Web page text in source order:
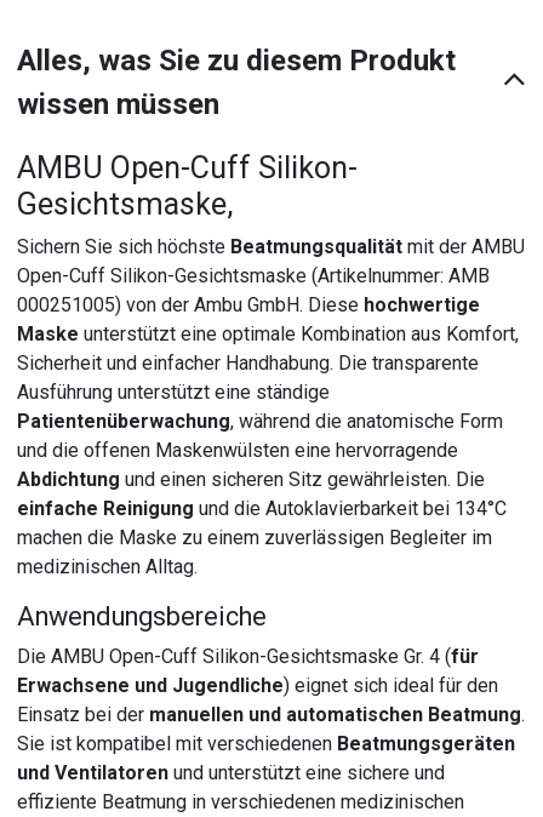
Alles, was Sie zu diesem Produkt
wissen müssen
AMBU Open-Cuff Silikon-
Gesichtsmaske,
Sichern Sie sich höchste Beatmungsqualität mit der AMBU
Open-Cuff Silikon-Gesichtsmaske (Artikelnummer: AMB
000251005) von der Ambu GmbH. Diese hochwertige
Maske unterstützt eine optimale Kombination aus Komfort,
Sicherheit und einfacher Handhabung. Die transparente
Ausführung unterstützt eine ständige
Patientenüberwachung, während die anatomische Form
und die offenen Maskenwülsten eine hervorragende
Abdichtung und einen sicheren Sitz gewährleisten. Die
einfache Reinigung und die Autoklavierbarkeit bei 134°C
machen die Maske zu einem zuverlässigen Begleiter im
medizinischen Alltag.
Anwendungsbereiche
Die AMBU Open-Cuff Silikon-Gesichtsmaske Gr. 4 (für
Erwachsene und Jugendliche) eignet sich ideal für den
Einsatz bei der manuellen und automatischen Beatmung.
Sie ist kompatibel mit verschiedenen Beatmungsgeräten
und Ventilatoren und unterstützt eine sichere und
effiziente Beatmung in verschiedenen medizinischen